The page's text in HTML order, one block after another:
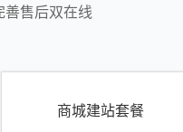
善售后双在线
商城建站套餐